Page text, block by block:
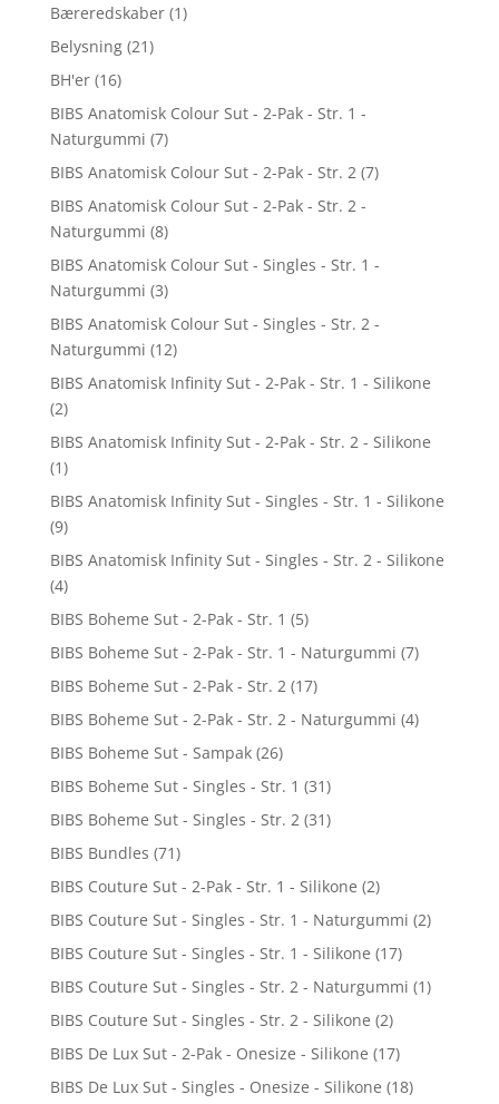
Bæreredskaber (1)
Belysning (21)
BH'er (16)
BIBS Anatomisk Colour Sut - 2-Pak - Str. 1 -
Naturgummi (7)
BIBS Anatomisk Colour Sut - 2-Pak - Str. 2 (7)
BIBS Anatomisk Colour Sut - 2-Pak - Str. 2 -
Naturgummi (8)
BIBS Anatomisk Colour Sut - Singles - Str. 1 -
Naturgummi (3)
BIBS Anatomisk Colour Sut - Singles - Str. 2 -
Naturgummi (12)
BIBS Anatomisk Infinity Sut - 2-Pak - Str. 1 - Silikone
(2)
BIBS Anatomisk Infinity Sut - 2-Pak - Str. 2 - Silikone
(1)
BIBS Anatomisk Infinity Sut - Singles - Str. 1 - Silikone
(9)
BIBS Anatomisk Infinity Sut - Singles - Str. 2 - Silikone
(4)
BIBS Boheme Sut - 2-Pak - Str. 1 (5)
BIBS Boheme Sut - 2-Pak - Str. 1 - Naturgummi (7)
BIBS Boheme Sut - 2-Pak - Str. 2 (17)
BIBS Boheme Sut - 2-Pak - Str. 2 - Naturgummi (4)
BIBS Boheme Sut - Sampak (26)
BIBS Boheme Sut - Singles - Str. 1 (31)
BIBS Boheme Sut - Singles - Str. 2 (31)
BIBS Bundles (71)
BIBS Couture Sut - 2-Pak - Str. 1 - Silikone (2)
BIBS Couture Sut - Singles - Str. 1 - Naturgummi (2)
BIBS Couture Sut - Singles - Str. 1 - Silikone (17)
BIBS Couture Sut - Singles - Str. 2 - Naturgummi (1)
BIBS Couture Sut - Singles - Str. 2 - Silikone (2)
BIBS De Lux Sut - 2-Pak - Onesize - Silikone (17)
BIBS De Lux Sut - Singles - Onesize - Silikone (18)